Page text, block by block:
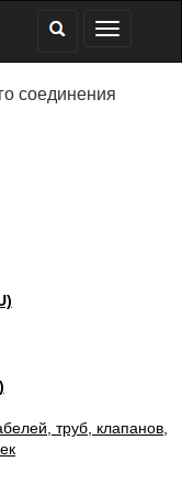
соединения
труб, клапанов,